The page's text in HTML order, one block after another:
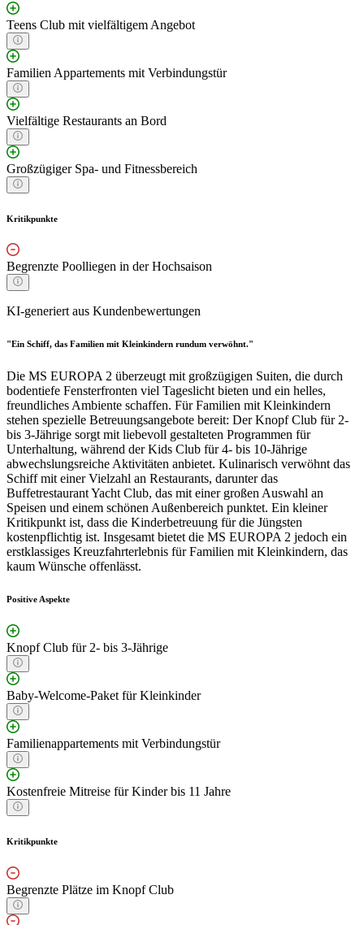
Teens Club mit vielfältigem Angebot
Familien Appartements mit Verbindungstür
Vielfältige Restaurants an Bord
Großzügiger Spa- und Fitnessbereich
Kritikpunkte
Begrenzte Poolliegen in der Hochsaison
KI-generiert aus Kundenbewertungen
"Ein Schiff, das Familien mit Kleinkindern rundum verwöhnt."
Die MS EUROPA 2 überzeugt mit großzügigen Suiten, die durch
bodentiefe Fensterfronten viel Tageslicht bieten und ein helles,
freundliches Ambiente schaffen. Für Familien mit Kleinkindern
stehen spezielle Betreuungsangebote bereit: Der Knopf Club für 2-
bis 3-Jährige sorgt mit liebevoll gestalteten Programmen für
Unterhaltung, während der Kids Club für 4- bis 10-Jährige
abwechslungsreiche Aktivitäten anbietet. Kulinarisch verwöhnt das
Schiff mit einer Vielzahl an Restaurants, darunter das
Buffetrestaurant Yacht Club, das mit einer großen Auswahl an
Speisen und einem schönen Außenbereich punktet. Ein kleiner
Kritikpunkt ist, dass die Kinderbetreuung für die Jüngsten
kostenpflichtig ist. Insgesamt bietet die MS EUROPA 2 jedoch ein
erstklassiges Kreuzfahrterlebnis für Familien mit Kleinkindern, das
kaum Wünsche offenlässt.
Positive Aspekte
Knopf Club für 2- bis 3-Jährige
Baby-Welcome-Paket für Kleinkinder
Familienappartements mit Verbindungstür
Kostenfreie Mitreise für Kinder bis 11 Jahre
Kritikpunkte
Begrenzte Plätze im Knopf Club